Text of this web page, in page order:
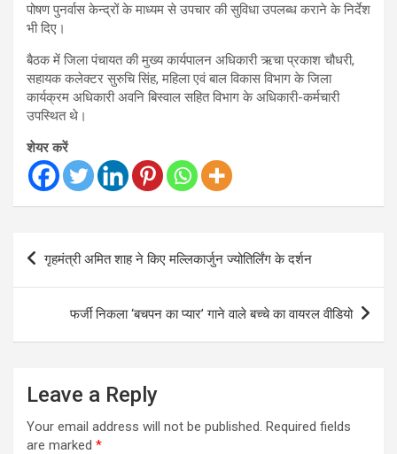
पोषण पुनर्वास केन्द्रों के माध्यम से उपचार की सुविधा उपलब्ध कराने के निर्देश
भी दिए।
बैठक में जिला पंचायत की मुख्य कार्यपालन अधिकारी ऋचा प्रकाश चौधरी,
सहायक कलेक्टर सुरुचि सिंह, महिला एवं बाल विकास विभाग के जिला
कार्यक्रम अधिकारी अवनि बिस्वाल सहित विभाग के अधिकारी-कर्मचारी
उपस्थित थे।
शेयर करें
Post
navigation
गृहमंत्री अमित शाह ने किए मल्लिकार्जुन ज्योतिर्लिंग के दर्शन
फर्जी निकला ‘बचपन का प्यार’ गाने वाले बच्चे का वायरल वीडियो
Leave a Reply
Your email address will not be published. Required fields
are marked *